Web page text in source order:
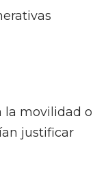
la movilidad o
justificar